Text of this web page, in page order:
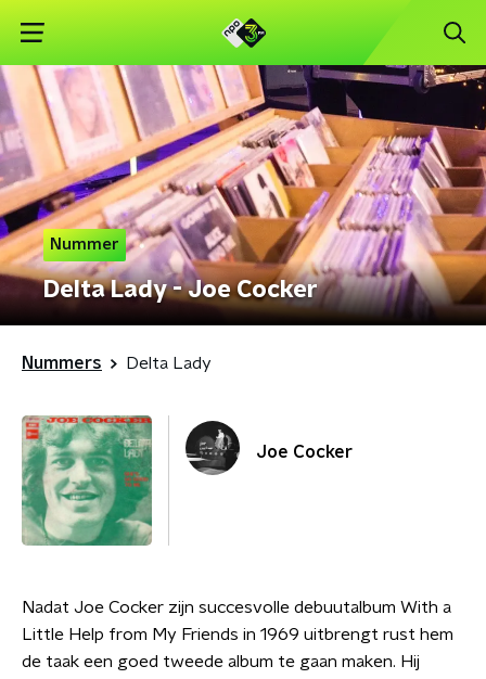
Nummer
Delta Lady - Joe Cocker
Nummers Delta Lady
Joe Cocker
Nadat Joe Cocker zijn succesvolle debuutalbum With a
Little Help from My Friends in 1969 uitbrengt rust hem
de taak een goed tweede album te gaan maken. Hij